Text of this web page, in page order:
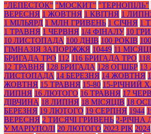
"ЛЕПЕСТОК" "МОСКИТ" "ТЕРНОПІЛЬ"
ВЕРЕСНЯ 1 ЖОВТНЯ 1 КВІТНЯ 1
1 МІЛЬЯРД 1 МЛН ГРИВЕНЬ 1 СІЧНЯ 1
1 ТРАВНЯ 1 ЧЕРВНЯ 1/4 ФІНАЛУ 10
10 ЛИСТОПАДА 100 ДНІВ 100 РОКІВ
ГІМНАЗІЯ ЗАПОРІЖЖЯ 10449 11
БРИГАДА ТРО 112 116 БРИГАДА ТРО
12 ТРАВНЯ 128 БРИГАДА 128 ОГШБР 13
ЛИСТОПАДА 14 БЕРЕЗНЯ 14 ЖОВТНЯ
ЖОВТНЯ 15 ТРАВНЯ 15-80 15-РІЧНИЙ
ЛИПНЯ 16 ЛЮТОГО 16 ТРАВНЯ 17
ДІВЧИНА 18 ЛИПНЯ 18 МІСЯЦІВ 18
БЕРЕЗНЯ 19 ЛЮТОГО 19 СЕРПНЯ 1944
ВЕРЕСНЯ 2 ТИСЯЧІ ГРИВЕНЬ 2-РІЧНА
У МАРІУПОЛІ 20 ЛЮТОГО 2023 РІК 2024